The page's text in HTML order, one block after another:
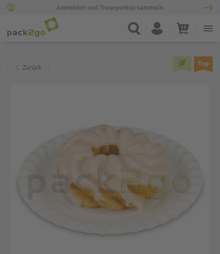
Anmelden und Treuepunkte sammeln
Suche Konto Warenkorb
Zurück Top